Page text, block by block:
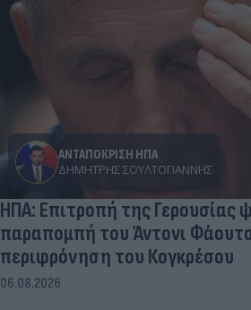
ΑΝΤΑΠΟΚΡΙΣΗ ΗΠΑ
ΔΗΜΉΤΡΗΣ ΣΟΥΛΤΟΓΙΆΝΝΗΣ
ΗΠΑ: Επιτροπή της Γερουσίας
παραπομπή του Άντονι
περιφρόνηση του Κογκρέσου
06.08.2026